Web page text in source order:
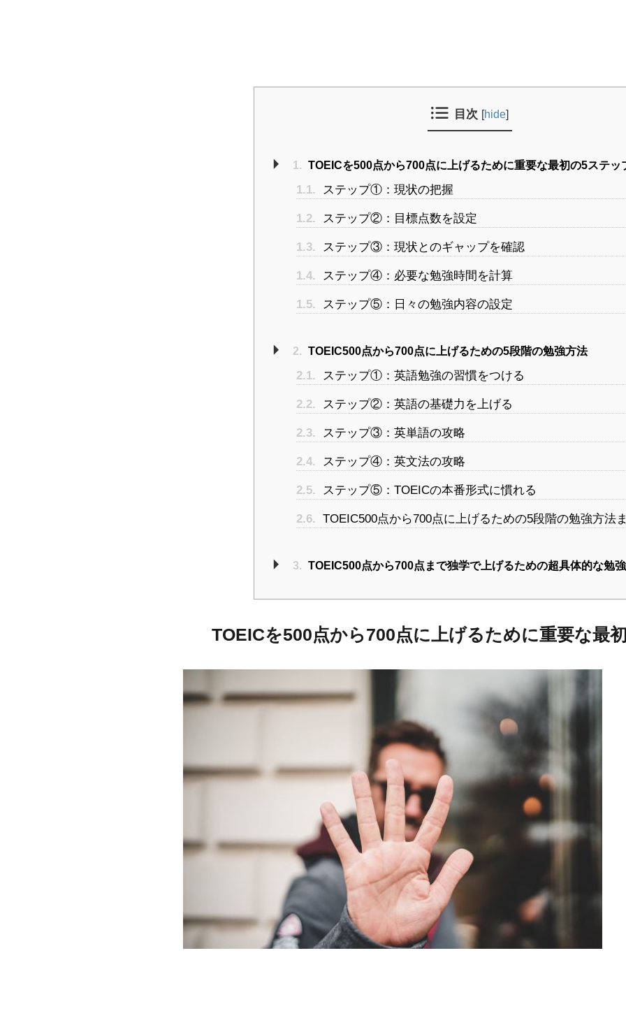
目次 [hide]
1. TOEICを500点から700点に上げるために重要な最初の5ステッ
1.1. ステップ①：現状の把握
1.2. ステップ②：目標点数を設定
1.3. ステップ③：現状とのギャップを確認
1.4. ステップ④：必要な勉強時間を計算
1.5. ステップ⑤：日々の勉強内容の設定
2. TOEIC500点から700点に上げるための5段階の勉強方法
2.1. ステップ①：英語勉強の習慣をつける
2.2. ステップ②：英語の基礎力を上げる
2.3. ステップ③：英単語の攻略
2.4. ステップ④：英文法の攻略
2.5. ステップ⑤：TOEICの本番形式に慣れる
2.6. TOEIC500点から700点に上げるための5段階の勉強方法
3. TOEIC500点から700点まで独学で上げるための超具体的な勉
TOEICを500点から700点に上げるために重要な最